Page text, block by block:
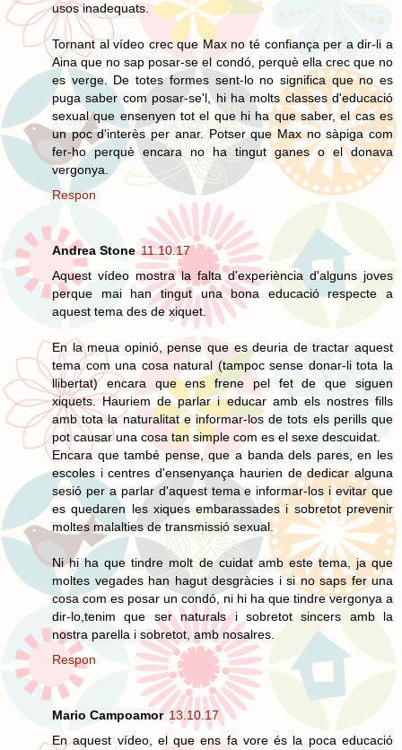
usos inadequats.
Tornant al vídeo crec que Max no té confiança per a dir-li a
Aina que no sap posar-se el condó, perquè ella crec que no
es verge. De totes formes sent-lo no significa que no es
puga saber com posar-se'l, hi ha molts classes d'educació
sexual que ensenyen tot el que hi ha que saber, el cas es
un poc d'interès per anar. Potser que Max no sàpiga com
fer-ho perquè encara no ha tingut ganes o el donava
vergonya.
Respon
Andrea Stone 11.10.17
Aquest vídeo mostra la falta d'experiència d'alguns joves
perque mai han tingut una bona educació respecte a
aquest tema des de xiquet.
En la meua opinió, pense que es deuria de tractar aquest
tema com una cosa natural (tampoc sense donar-li tota la
llibertat) encara que ens frene pel fet de que siguen
xiquets. Hauriem de parlar i educar amb els nostres fills
amb tota la naturalitat e informar-los de tots els perills que
pot causar una cosa tan simple com es el sexe descuidat.
Encara que també pense, que a banda dels pares, en les
escoles i centres d'ensenyança haurien de dedicar alguna
sesió per a parlar d'aquest tema e informar-los i evitar que
es quedaren les xiques embarassades i sobretot prevenir
moltes malalties de transmissió sexual.
Ni hi ha que tindre molt de cuidat amb este tema, ja que
moltes vegades han hagut desgràcies i si no saps fer una
cosa com es posar un condó, ni hi ha que tindre vergonya a
dir-lo,tenim que ser naturals i sobretot sincers amb la
nostra parella i sobretot, amb nosalres.
Respon
Mario Campoamor 13.10.17
En aquest vídeo, el que ens fa vore és la poca educació